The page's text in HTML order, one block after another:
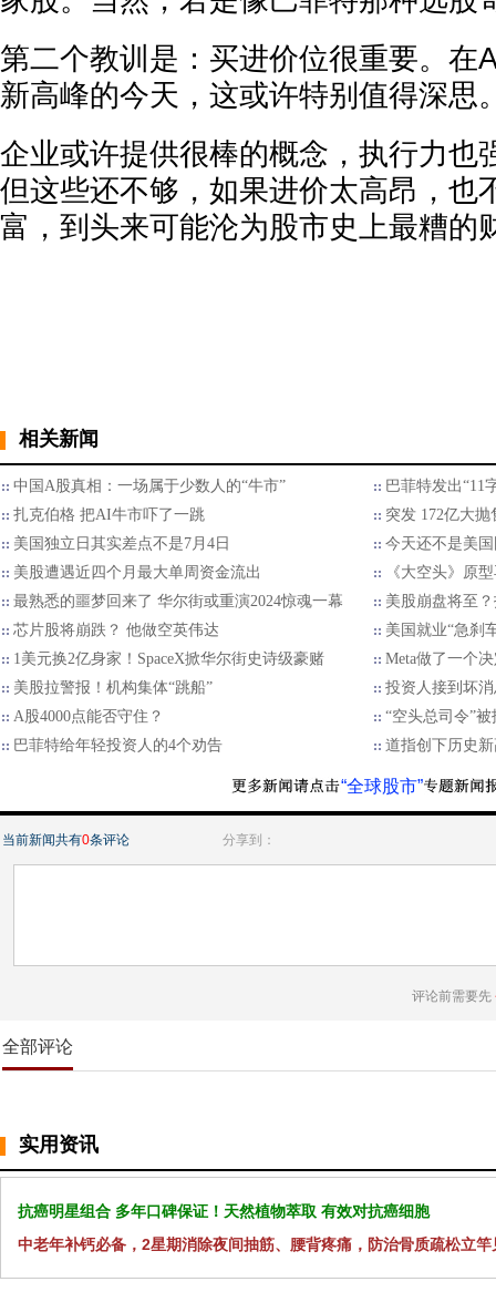
第二个教训是：买进价位很重要。在
新高峰的今天，这或许特别值得深思
企业或许提供很棒的概念，执行力也
但这些还不够，如果进价太高昂，也
富，到头来可能沦为股市史上最糟的
相关新闻
中国A股真相：一场属于少数人的“牛市”
巴菲特发出“11
扎克伯格 把AI牛市吓了一跳
突发 172亿大
美国独立日其实差点不是7月4日
今天还不是美
美股遭遇近四个月最大单周资金流出
《大空头》原
最熟悉的噩梦回来了 华尔街或重演2024惊魂一幕
美股崩盘将至
芯片股将崩跌？ 他做空英伟达
美国就业“急刹
1美元换2亿身家！SpaceX掀华尔街史诗级豪赌
Meta做了一个
美股拉警报！机构集体“跳船”
投资人接到坏
A股4000点能否守住？
“空头总司令”
巴菲特给年轻投资人的4个劝告
道指创下历史
“全球股市”
当前新闻共有0条评论 分享到：
评论前需要先
全部评论
实用资讯
抗癌明星组合 多年口碑保证！天然植物萃取 有效对抗癌细胞
中老年补钙必备，2星期消除夜间抽筋、腰背疼痛，防治骨质疏松立竿